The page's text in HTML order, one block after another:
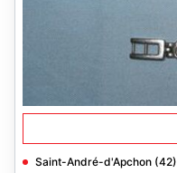
Saint-André-d'Apchon (42)